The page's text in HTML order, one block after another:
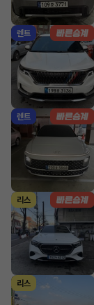
렌트
렌트
리스
리스